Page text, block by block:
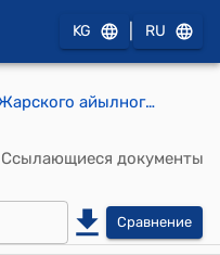
KG RU
Постановление кок-Жарского айылного кенеша от 25 ноября 2011 года №21-1 "Об определении коэфицента налоговых и неналоговых платежей Кок-Жарского айылного кенеша на 2012 год"
Ссылающиеся документы
Сравнение